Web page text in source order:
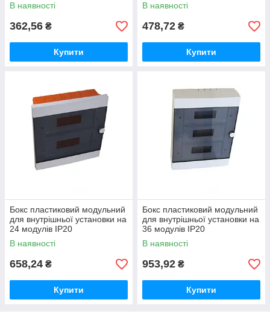
В наявності
362,56 ₴
Купити
В наявності
478,72 ₴
Купити
Бокс пластиковий модульний
для внутрішньої установки на
24 модулів IP20
В наявності
658,24 ₴
Купити
Бокс пластиковий модульний
для внутрішньої установки на
36 модулів IP20
В наявності
953,92 ₴
Купити